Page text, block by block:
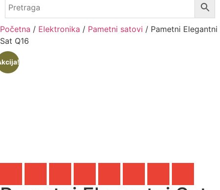
Početna / Elektronika / Pametni satovi / Pametni Elegantni
Sat Q16